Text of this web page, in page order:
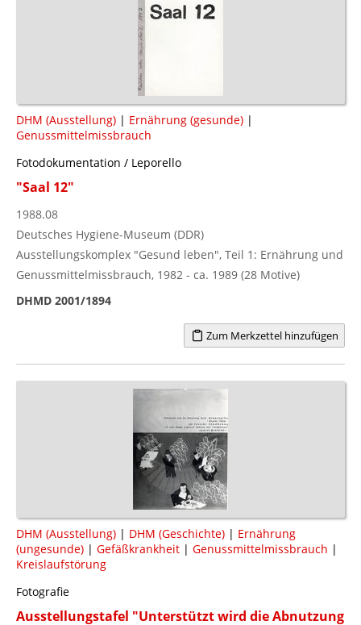
DHM (Ausstellung) | Ernährung (gesunde) |
Genussmittelmissbrauch
Fotodokumentation / Leporello
"Saal 12"
1988.08
Deutsches Hygiene-Museum (DDR)
Ausstellungskomplex "Gesund leben", Teil 1: Ernährung und
Genussmittelmissbrauch, 1982 - ca. 1989 (28 Motive)
DHMD 2001/1894
Zum Merkzettel hinzufügen
DHM (Ausstellung) | DHM (Geschichte) | Ernährung
(ungesunde) | Gefäßkrankheit | Genussmittelmissbrauch |
Kreislaufstörung
Fotografie
Ausstellungstafel "Unterstützt wird die Abnutzung